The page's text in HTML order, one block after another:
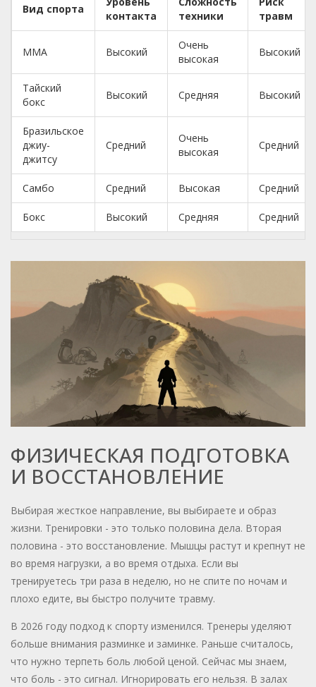
Вид спорта
контакта
техники
травм
ММА Высокий
Очень
высокая
Высокий
Тайский
бокс
Высокий Средняя Высокий
Бразильское
джиу-
джитсу
Средний
Очень
высокая
Средний
Самбо Средний Высокая Средний
Бокс Высокий Средняя Средний
ФИЗИЧЕСКАЯ ПОДГОТОВКА
И ВОССТАНОВЛЕНИЕ
Выбирая жесткое направление, вы выбираете и образ
жизни. Тренировки - это только половина дела. Вторая
половина - это восстановление. Мышцы растут и крепнут не
во время нагрузки, а во время отдыха. Если вы
тренируетесь три раза в неделю, но не спите по ночам и
плохо едите, вы быстро получите травму.
В 2026 году подход к спорту изменился. Тренеры уделяют
больше внимания разминке и заминке. Раньше считалось,
что нужно терпеть боль любой ценой. Сейчас мы знаем,
что боль - это сигнал. Игнорировать его нельзя. В залах